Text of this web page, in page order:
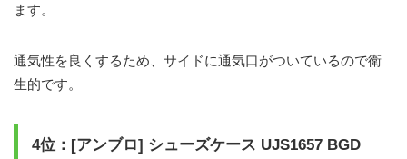
ます。
通気性を良くするため、サイドに通気口がついているので衛
生的です。
4位：[アンブロ] シューズケース UJS1657 BGD